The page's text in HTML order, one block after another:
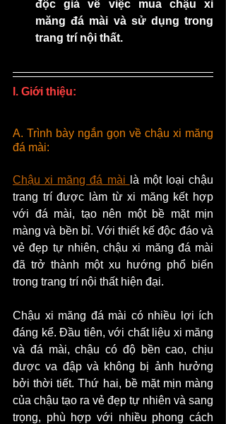
độc giả về việc mua chậu xi
măng đá mài và sử dụng trong
trang trí nội thất.
I. Giới thiệu:
A. Trình bày ngắn gọn về chậu xi măng
đá mài:
Chậu xi măng đá mài
là một loại chậu
trang trí được làm từ xi măng kết hợp
với đá mài, tạo nên một bề mặt mịn
màng và bền bỉ. Với thiết kế độc đáo và
vẻ đẹp tự nhiên, chậu xi măng đá mài
đã trở thành một xu hướng phổ biến
trong trang trí nội thất hiện đại.
Chậu xi măng đá mài có nhiều lợi ích
đáng kể. Đầu tiên, với chất liệu xi măng
và đá mài, chậu có độ bền cao, chịu
được va đập và không bị ảnh hưởng
bởi thời tiết. Thứ hai, bề mặt mịn màng
của chậu tạo ra vẻ đẹp tự nhiên và sang
trọng, phù hợp với nhiều phong cách